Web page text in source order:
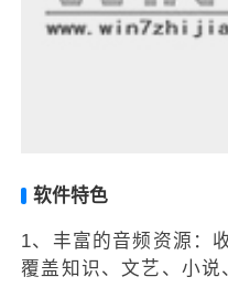
软件特色
1、丰富的音频资源：
覆盖知识、文艺、小